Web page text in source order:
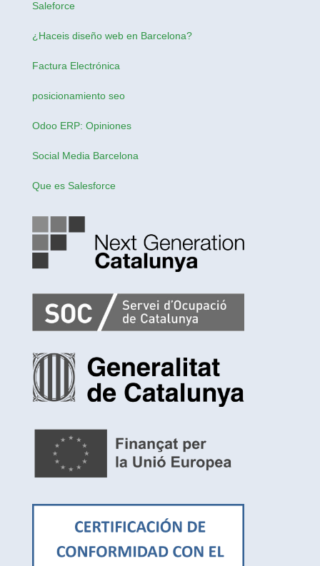
Saleforce
¿Haceis diseño web en Barcelona?
Factura Electrónica
posicionamiento seo
Odoo ERP: Opiniones
Social Media Barcelona
Que es Salesforce